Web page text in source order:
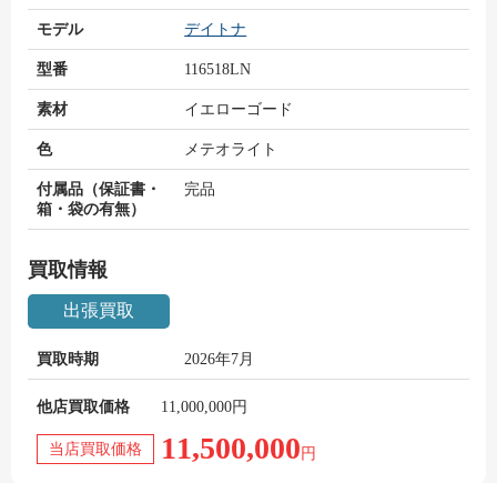
モデル デイトナ
型番 116518LN
素材 イエローゴード
色 メテオライト
付属品（保証書・
箱・袋の有無）
完品
買取情報
出張買取
買取時期 2026年7月
他店買取価格 11,000,000円
当店買取価格 11,500,000 円